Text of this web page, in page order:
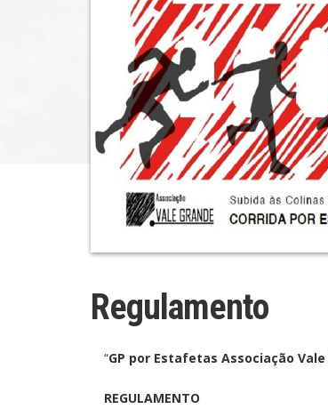
Regulamento
“GP por Estafetas Associação Vale
REGULAMENTO